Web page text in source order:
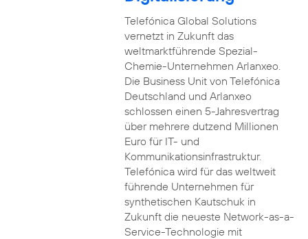
Telefónica Global Solutions
vernetzt in Zukunft das
weltmarktführende Spezial-
Chemie-Unternehmen Arlanxeo.
Die Business Unit von Telefónica
Deutschland und Arlanxeo
schlossen einen 5-Jahresvertrag
über mehrere dutzend Millionen
Euro für IT- und
Kommunikationsinfrastruktur.
Telefónica wird für das weltweit
führende Unternehmen für
synthetischen Kautschuk in
Zukunft die neueste Network-as-a-
Service-Technologie mit